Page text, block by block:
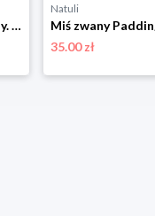
Damy, dziewuchy, dziewczyny. Podróże w spódnicy Znak emotikon
Natuli
35.00 zł